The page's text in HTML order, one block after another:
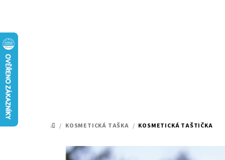
DOMŮ
/ KOSMETICKÁ TAŠKA / KOSMETICKÁ TAŠTIČKA